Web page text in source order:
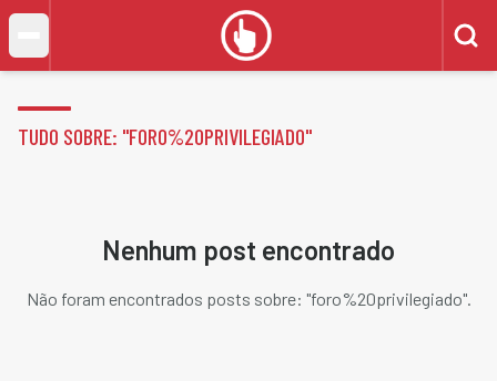
TUDO SOBRE: "FORO%20PRIVILEGIADO"
Nenhum post encontrado
Não foram encontrados posts sobre: "foro%20privilegiado".